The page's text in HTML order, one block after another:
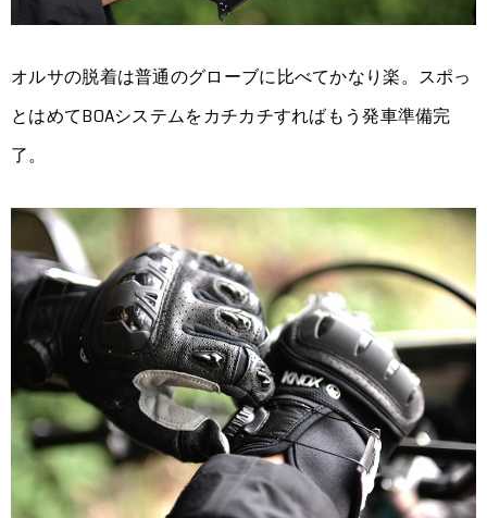
オルサの脱着は普通のグローブに比べてかなり楽。スポっ
とはめてBOAシステムをカチカチすればもう発車準備完
了。